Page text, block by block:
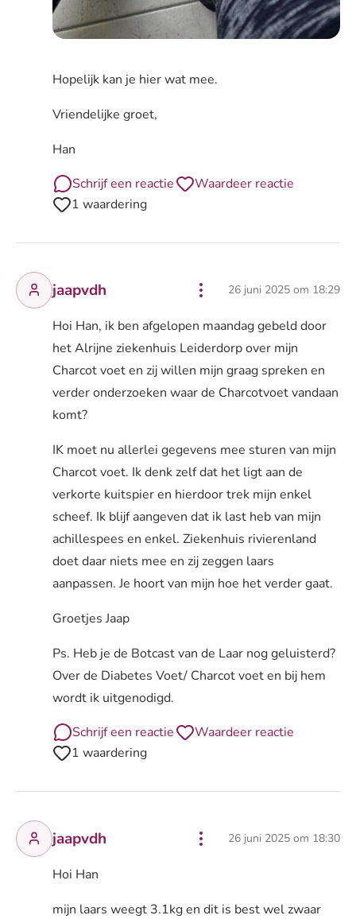
Hopelijk kan je hier wat mee.
Vriendelijke groet,
Han
Schrijf een reactie
Waardeer reactie
1 waardering
jaapvdh 26 juni 2025 om 18:29
Hoi Han, ik ben afgelopen maandag gebeld door
het Alrijne ziekenhuis Leiderdorp over mijn
Charcot voet en zij willen mijn graag spreken en
verder onderzoeken waar de Charcotvoet vandaan
komt?
IK moet nu allerlei gegevens mee sturen van mijn
Charcot voet. Ik denk zelf dat het ligt aan de
verkorte kuitspier en hierdoor trek mijn enkel
scheef. Ik blijf aangeven dat ik last heb van mijn
achillespees en enkel. Ziekenhuis rivierenland
doet daar niets mee en zij zeggen laars
aanpassen. Je hoort van mijn hoe het verder gaat.
Groetjes Jaap
Ps. Heb je de Botcast van de Laar nog geluisterd?
Over de Diabetes Voet/ Charcot voet en bij hem
wordt ik uitgenodigd.
Schrijf een reactie
Waardeer reactie
1 waardering
jaapvdh 26 juni 2025 om 18:30
Hoi Han
mijn laars weegt 3.1kg en dit is best wel zwaar